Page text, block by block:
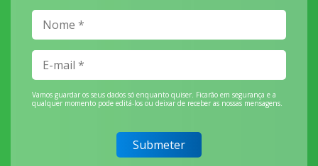
Vamos guardar os seus dados só enquanto quiser. Ficarão em segurança e a
qualquer momento pode editá-los ou deixar de receber as nossas mensagens.